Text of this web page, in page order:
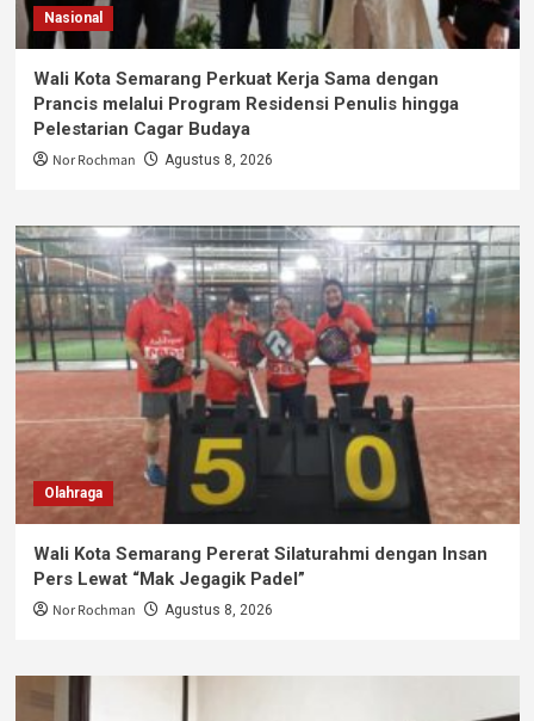
Nasional
Wali Kota Semarang Perkuat Kerja Sama dengan
Prancis melalui Program Residensi Penulis hingga
Pelestarian Cagar Budaya
Nor Rochman Agustus 8, 2026
Olahraga
Wali Kota Semarang Pererat Silaturahmi dengan Insan
Pers Lewat “Mak Jegagik Padel”
Nor Rochman Agustus 8, 2026